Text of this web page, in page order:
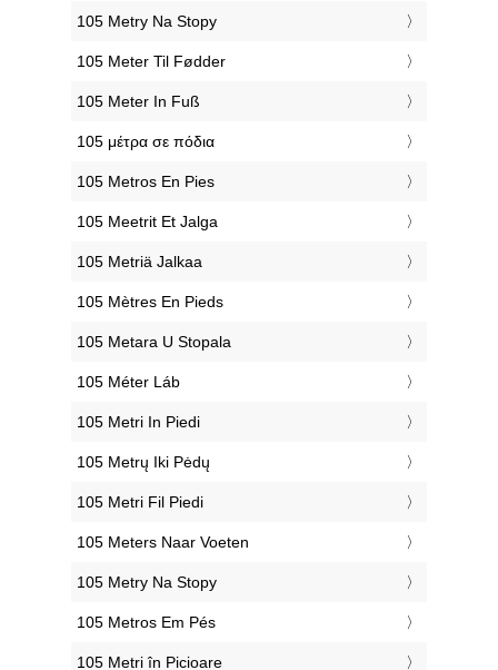
‎105 Metry Na Stopy
‎105 Meter Til Fødder
‎105 Meter In Fuß
‎105 μέτρα σε πόδια
‎105 Metros En Pies
‎105 Meetrit Et Jalga
‎105 Metriä Jalkaa
‎105 Mètres En Pieds
‎105 Metara U Stopala
‎105 Méter Láb
‎105 Metri In Piedi
‎105 Metrų Iki Pėdų
‎105 Metri Fil Piedi
‎105 Meters Naar Voeten
‎105 Metry Na Stopy
‎105 Metros Em Pés
‎105 Metri în Picioare